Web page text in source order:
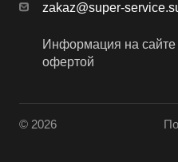
zakaz@super-
Информация на сайте
офертой
© 2026